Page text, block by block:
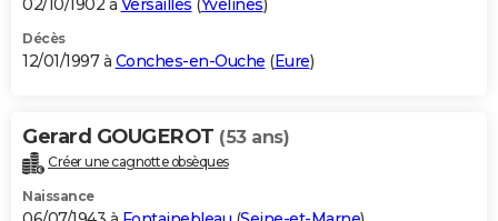
02/10/1902 à Versailles (Yvelines)
Décès
12/01/1997 à Conches-en-Ouche (Eure)
Gerard GOUGEROT (53 ans)
Créer une cagnotte obsèques
Naissance